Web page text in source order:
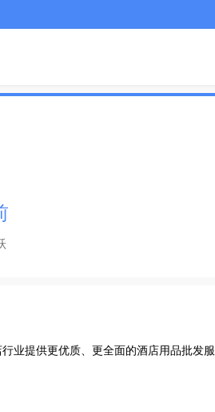
业提供更优质、更全面的酒店用品批发服